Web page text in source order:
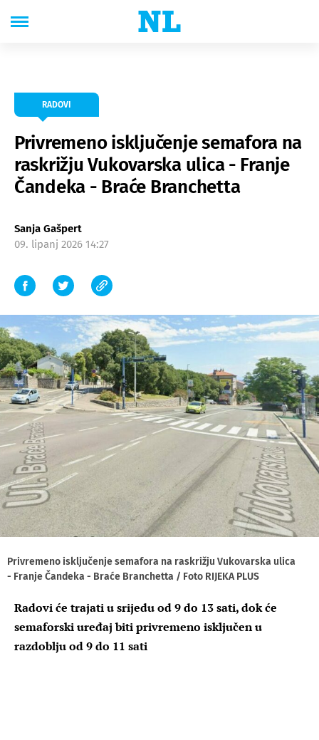
RADOVI
Privremeno isključenje semafora na
raskrižju Vukovarska ulica - Franje
Čandeka - Braće Branchetta
Sanja Gašpert
09. lipanj 2026 14:27
Privremeno isključenje semafora na raskrižju Vukovarska ulica
- Franje Čandeka - Braće Branchetta / Foto RIJEKA PLUS
Radovi će trajati u srijedu od 9 do 13 sati, dok će
semaforski uređaj biti privremeno isključen u
razdoblju od 9 do 11 sati